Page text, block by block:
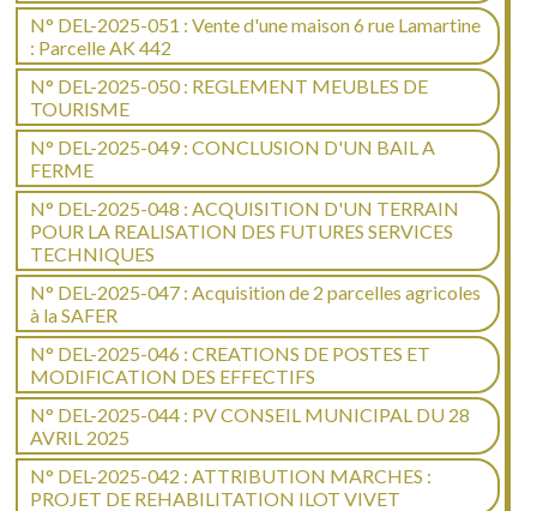
N° DEL-2025-051 : Vente d'une maison 6 rue Lamartine
: Parcelle AK 442
N° DEL-2025-050 : REGLEMENT MEUBLES DE
TOURISME
N° DEL-2025-049 : CONCLUSION D'UN BAIL A
FERME
N° DEL-2025-048 : ACQUISITION D'UN TERRAIN
POUR LA REALISATION DES FUTURES SERVICES
TECHNIQUES
N° DEL-2025-047 : Acquisition de 2 parcelles agricoles
à la SAFER
N° DEL-2025-046 : CREATIONS DE POSTES ET
MODIFICATION DES EFFECTIFS
N° DEL-2025-044 : PV CONSEIL MUNICIPAL DU 28
AVRIL 2025
N° DEL-2025-042 : ATTRIBUTION MARCHES :
PROJET DE REHABILITATION ILOT VIVET